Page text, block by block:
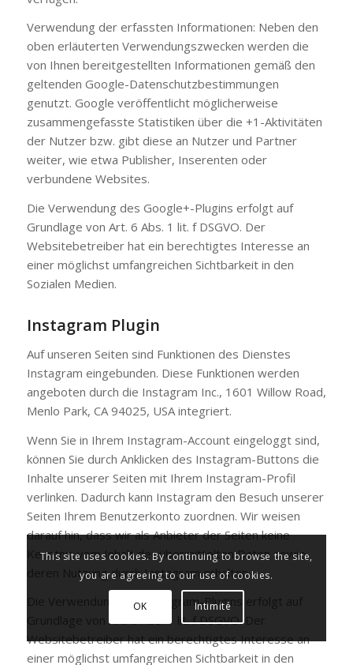
Verwendung der erfassten Informationen: Neben den
oben erläuterten Verwendungszwecken werden die
von Ihnen bereitgestellten Informationen gemäß den
geltenden Google-Datenschutzbestimmungen
genutzt. Google veröffentlicht möglicherweise
zusammengefasste Statistiken über die +1-Aktivitäten
der Nutzer bzw. gibt diese an Nutzer und Partner
weiter, wie etwa Publisher, Inserenten oder
verbundene Websites.
Die Verwendung des Google+-Plugins erfolgt auf
Grundlage von Art. 6 Abs. 1 lit. f DSGVO. Der
Websitebetreiber hat ein berechtigtes Interesse an
einer möglichst umfangreichen Sichtbarkeit in den
Sozialen Medien.
Instagram Plugin
Auf unseren Seiten sind Funktionen des Dienstes
Instagram eingebunden. Diese Funktionen werden
angeboten durch die Instagram Inc., 1601 Willow Road,
Menlo Park, CA 94025, USA integriert.
Wenn Sie in Ihrem Instagram-Account eingeloggt sind,
können Sie durch Anklicken des Instagram-Buttons die
Inhalte unserer Seiten mit Ihrem Instagram-Profil
verlinken. Dadurch kann Instagram den Besuch unserer
Seiten Ihrem Benutzerkonto zuordnen. Wir weisen
darauf hin, dass wir als Anbieter der Seiten keine
Kenntnis vom Inhalt der übermittelten Daten sowie
deren Nutzung durch Instagram erhalten.
Die Verwendung des Instagram-Plugins erfolgt auf
Grundlage von Art. 6 Abs. 1 lit. f DSGVO. Der
Websitebetreiber hat ein berechtigtes Interesse an
einer möglichst umfangreichen Sichtbarkeit in den
This site uses cookies. By continuing to browse the site,
you are agreeing to our use of cookies.
OK Intimité